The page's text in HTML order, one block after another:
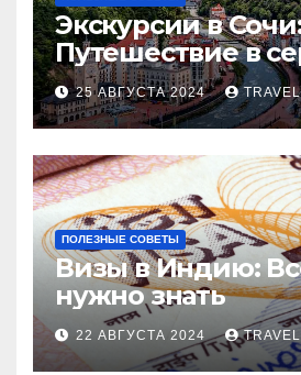
Экскурсии в
Путешествие в
Черноморского
25 АВГУСТА 2024
ПОЛЕЗНЫЕ СОВЕТЫ
Визы в Индию:
нужно знать
22 АВГУСТА 2024